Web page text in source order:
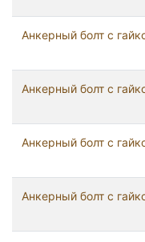
Анкерный болт с
Анкерный болт с
Анкерный болт с
Анкерный болт с